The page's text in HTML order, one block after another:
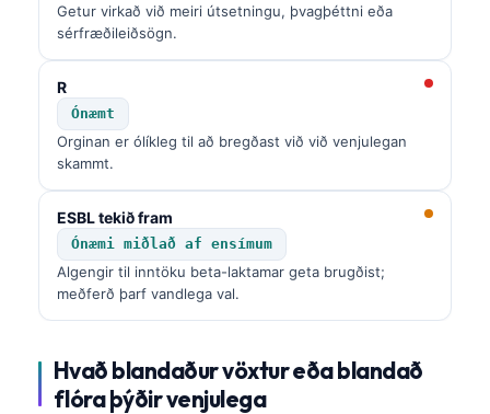
Getur virkað við meiri útsetningu, þvagþéttni eða
sérfræðileiðsögn.
R
Ónæmt
Orginan er ólíkleg til að bregðast við við venjulegan
skammt.
ESBL tekið fram
Ónæmi miðlað af ensímum
Algengir til inntöku beta-laktamar geta brugðist;
meðferð þarf vandlega val.
Hvað blandaður vöxtur eða blandað
flóra þýðir venjulega